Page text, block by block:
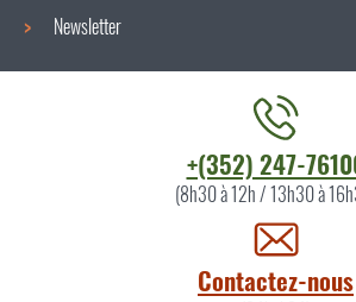
Newsletter
+(352) 247-
(8h30 à 12h / 13h30 à
Contactez-nous